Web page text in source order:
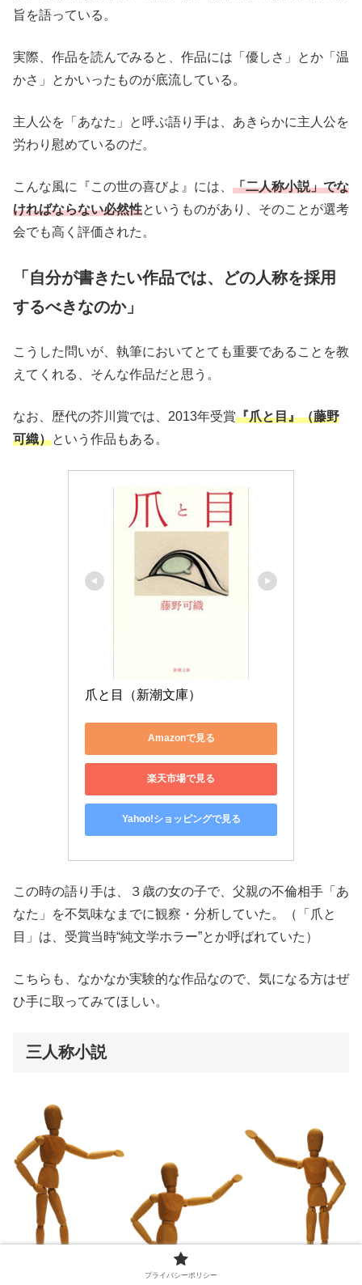
旨を語っている。
実際、作品を読んでみると、作品には「優しさ」とか「温
かさ」とかいったものが底流している。
主人公を「あなた」と呼ぶ語り手は、あきらかに主人公を
労わり慰めているのだ。
こんな風に『この世の喜びよ』には、 「二人称小説」でな
ければならない必然性というものがあり、そのことが選考
会でも高く評価された。
「自分が書きたい作品では、どの人称を採用
するべきなのか」
こうした問いが、執筆においてとても重要であることを教
えてくれる、そんな作品だと思う。
なお、歴代の芥川賞では、2013年受賞『爪と目』（藤野
可織）という作品もある。
爪と目（新潮文庫）
Amazonで見る
楽天市場で見る
Yahoo!ショッピングで見る
この時の語り手は、３歳の女の子で、父親の不倫相手「あ
なた」を不気味なまでに観察・分析していた。（「爪と
目」は、受賞当時“純文学ホラー”とか呼ばれていた）
こちらも、なかなか実験的な作品なので、気になる方はぜ
ひ手に取ってみてほしい。
三人称小説
プライバシーポリシー